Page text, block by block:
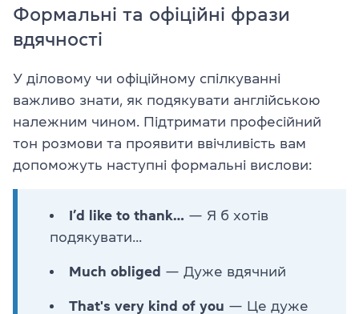
Формальні та офіційні фрази
вдячності
У діловому чи офіційному спілкуванні
важливо знати, як подякувати англійською
належним чином. Підтримати професійний
тон розмови та проявити ввічливість вам
допоможуть наступні формальні вислови:
I’d like to thank… — Я б хотів
подякувати...
Much obliged — Дуже вдячний
That's very kind of you — Це дуже